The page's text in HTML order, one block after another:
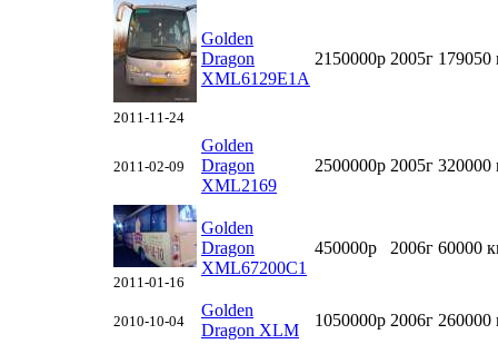
2011-11-24
Golden
Dragon
XML6129E1A
2150000р 2005г 179050
2011-02-09
Golden
Dragon
XML2169
2500000р 2005г 320000
2011-01-16
Golden
Dragon
XML67200C1
450000р 2006г 60000
2010-10-04
Golden
Dragon XLM
1050000р 2006г 260000